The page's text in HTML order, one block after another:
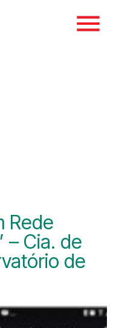
Rede
– Cia. de
de